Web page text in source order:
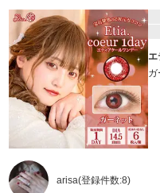
ガ
arisa(登録件数:8)